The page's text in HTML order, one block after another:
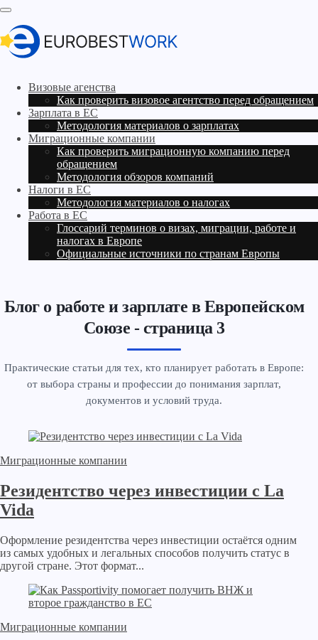
Визовые агенства
Как проверить визовое агентство перед обращением
Зарплата в ЕС
Методология материалов о зарплатах
Миграционные компании
Как проверить миграционную компанию перед
обращением
Методология обзоров компаний
Налоги в ЕС
Методология материалов о налогах
Работа в ЕС
Глоссарий терминов о визах, миграции, работе и
налогах в Европе
Официальные источники по странам Европы
Блог о работе и зарплате в Европейском
Союзе - страница 3
Практические статьи для тех, кто планирует работать в Европе:
от выбора страны и профессии до понимания зарплат,
документов и условий труда.
Миграционные компании
Резидентство через инвестиции с La
Vida
Оформление резидентства через инвестиции остаётся одним
из самых удобных и легальных способов получить статус в
другой стране. Этот формат...
Миграционные компании